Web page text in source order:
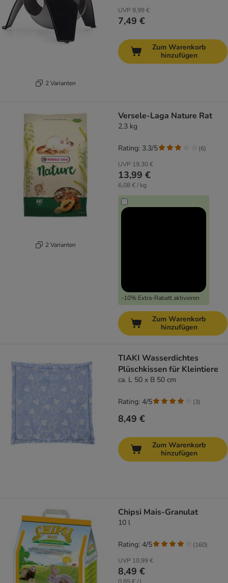
2 Varianten
UVP 9,99 €
7,49 €
Zum Warenkorb
hinzufügen
2 Varianten
Versele-Laga Nature Rat
2,3 kg
UVP 19,30 €
13,99 €
6,08 € / kg
-10% Extra-Rabatt aktivieren
Rating: 3.3/5 (6)
Zum Warenkorb
hinzufügen
TIAKI Wasserdichtes
Plüschkissen für Kleintiere
ca. L 50 x B 50 cm
8,49 €
Rating: 4/5 (3)
Zum Warenkorb
hinzufügen
Chipsi Mais-Granulat
10 l
UVP 10,99 €
8,49 €
Rating: 4/5 (160)